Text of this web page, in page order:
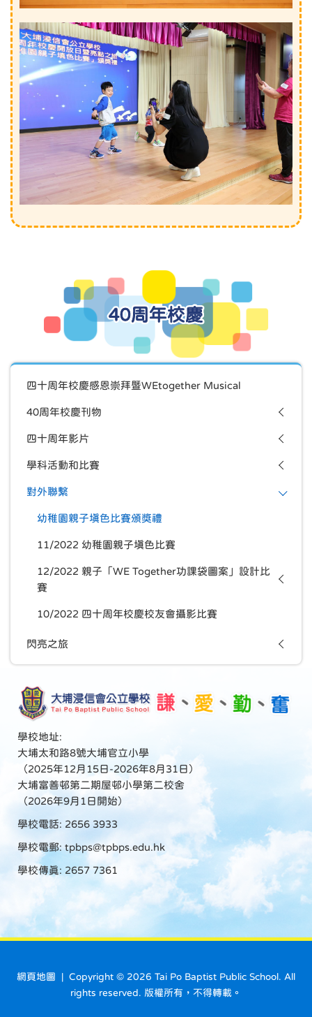
40周年校慶
四十周年校慶感恩崇拜暨WEtogether Musical
40周年校慶刊物
四十周年影片
學科活動和比賽
對外聯繫
幼稚園親子填色比賽頒獎禮
11/2022 幼稚園親子填色比賽
12/2022 親子「WE Together功課袋圖案」設計比
賽
10/2022 四十周年校慶校友會攝影比賽
閃亮之旅
學校地址:
大埔太和路8號大埔官立小學
（2025年12月15日-2026年8月31日）
大埔富善邨第二期屋邨小學第二校舍
（2026年9月1日開始）
學校電話: 2656 3933
學校電郵: tpbps@tpbps.edu.hk
學校傳真: 2657 7361
網頁地圖 | Copyright © 2026 Tai Po Baptist Public School. All
rights reserved. 版權所有，不得轉載。